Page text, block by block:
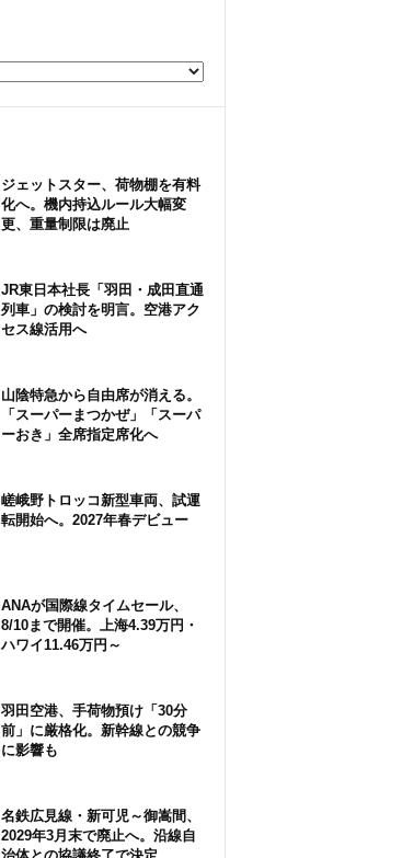
ジェットスター、荷物棚を有料
化へ。機内持込ルール大幅変
更、重量制限は廃止
JR東日本社長「羽田・成田直通
列車」の検討を明言。空港アク
セス線活用へ
山陰特急から自由席が消える。
「スーパーまつかぜ」「スーパ
ーおき」全席指定席化へ
嵯峨野トロッコ新型車両、試運
転開始へ。2027年春デビュー
ANAが国際線タイムセール、
8/10まで開催。上海4.39万円・
ハワイ11.46万円～
羽田空港、手荷物預け「30分
前」に厳格化。新幹線との競争
に影響も
名鉄広見線・新可児～御嵩間、
2029年3月末で廃止へ。沿線自